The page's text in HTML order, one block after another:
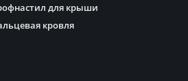
для крыши
кровля